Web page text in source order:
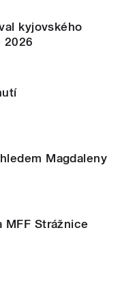
kyjovského
2026
Magdaleny
MFF Strážnice